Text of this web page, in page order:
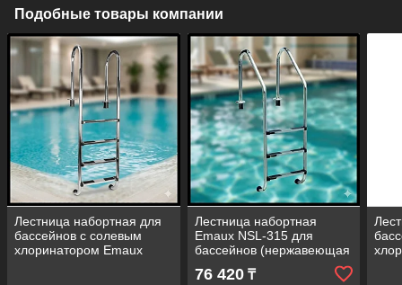
Подобные товары компании
Лестница набортная для
бассейнов с солевым
хлоринатором Emaux
Лестница набортная
Emaux NSL-315 для
бассейнов (нержавеющая
сталь ALSI 304, 3 ступени)
76 420₸